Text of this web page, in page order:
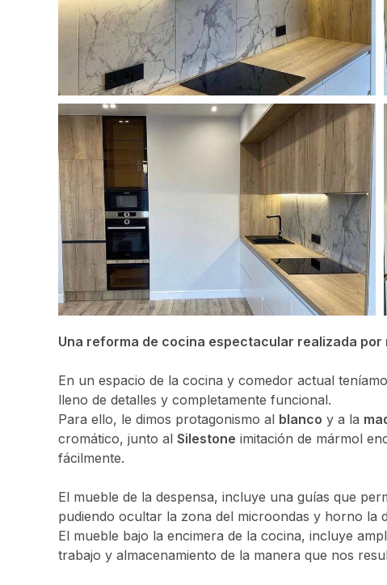
Una reforma de cocina espectacular realizada
En un espacio de la cocina y comedor actual
lleno de detalles y completamente funcional.
Para ello, le dimos protagonismo al blanco y a la
cromático, junto al Silestone imitación de mármol
fácilmente.
El mueble de la despensa, incluye una guías que
pudiendo ocultar la zona del microondas y horno la
El mueble bajo la encimera de la cocina, incluye
trabajo y almacenamiento de la manera que nos